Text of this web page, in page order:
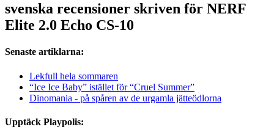
svenska recensioner skriven för NERF
Elite 2.0 Echo CS-10
Senaste artiklarna:
Lekfull hela sommaren
“Ice Ice Baby” istället för “Cruel Summer”
Dinomania - på spåren av de urgamla jätteödlorna
Upptäck Playpolis: